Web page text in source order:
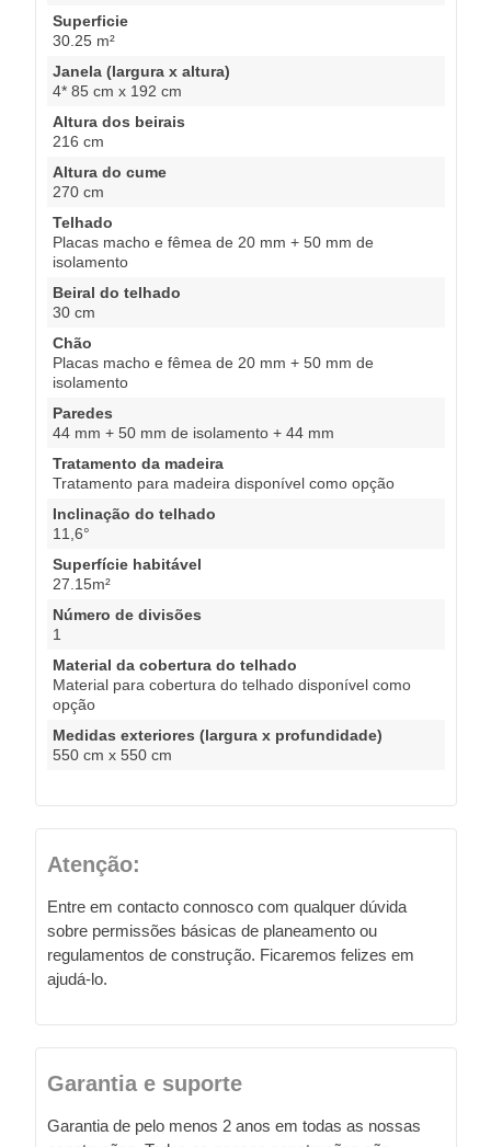
Superficie
30.25 m²
Janela (largura x altura)
4* 85 cm x 192 cm
Altura dos beirais
216 cm
Altura do cume
270 cm
Telhado
Placas macho e fêmea de 20 mm + 50 mm de
isolamento
Beiral do telhado
30 cm
Chão
Placas macho e fêmea de 20 mm + 50 mm de
isolamento
Paredes
44 mm + 50 mm de isolamento + 44 mm
Tratamento da madeira
Tratamento para madeira disponível como opção
Inclinação do telhado
11,6°
Superfície habitável
27.15m²
Número de divisões
1
Material da cobertura do telhado
Material para cobertura do telhado disponível como
opção
Medidas exteriores (largura x profundidade)
550 cm x 550 cm
Atenção:
Entre em contacto connosco com qualquer dúvida
sobre permissões básicas de planeamento ou
regulamentos de construção. Ficaremos felizes em
ajudá-lo.
Garantia e suporte
Garantia de pelo menos 2 anos em todas as nossas